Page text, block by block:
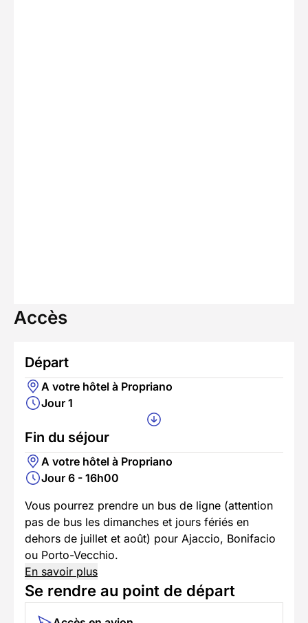
Accès
Départ
A votre hôtel à Propriano
Jour 1
Fin du séjour
A votre hôtel à Propriano
Jour 6 - 16h00
Vous pourrez prendre un bus de ligne (attention
pas de bus les dimanches et jours fériés en
dehors de juillet et août) pour Ajaccio, Bonifacio
ou Porto-Vecchio.
En savoir plus
Se rendre au point de départ